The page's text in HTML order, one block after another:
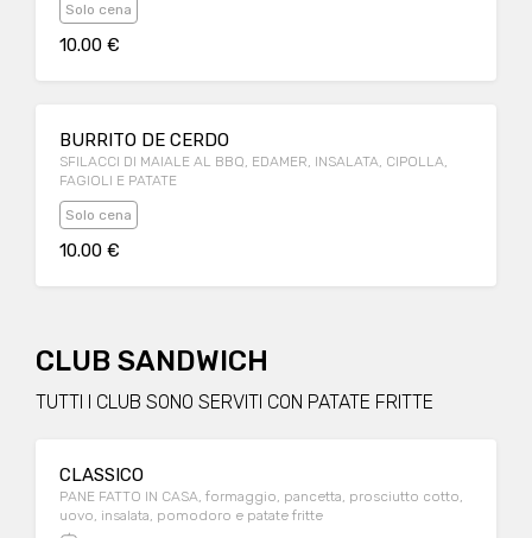
Solo cena
10.00 €
BURRITO DE CERDO
SFILACCI DI MAIALE AL BBQ, EDAMER, INSALATA, CIPOLLA,
FAGIOLI E PATATE
Solo cena
10.00 €
CLUB SANDWICH
TUTTI I CLUB SONO SERVITI CON PATATE FRITTE
CLASSICO
PANE FATTO IN CASA, formaggio, pancetta, prosciutto cotto,
uovo, insalata, pomodoro e patate fritte